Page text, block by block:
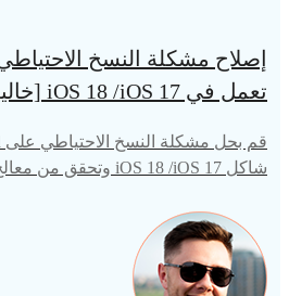
تعمل في iOS 18 /iOS 17 [خالية من المشاكل]